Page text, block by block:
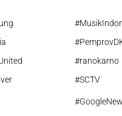
#ranokarno
#SCTV